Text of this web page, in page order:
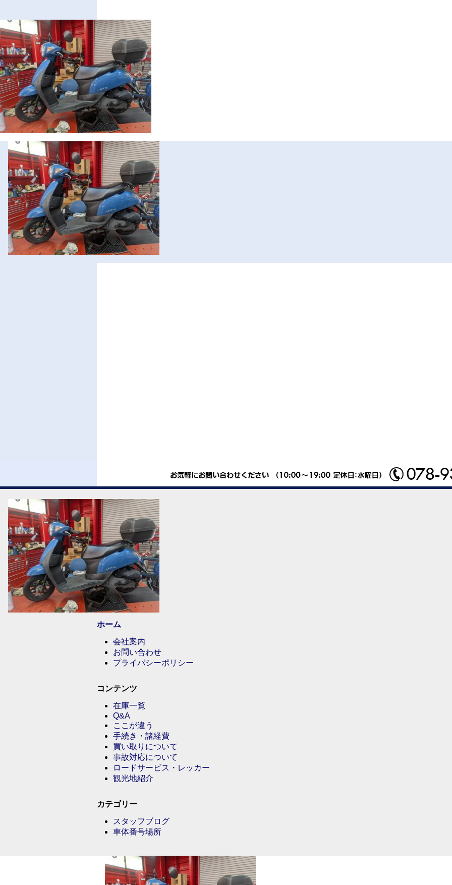
ホーム
会社案内
お問い合わせ
プライバシーポリシー
コンテンツ
在庫一覧
Q&A
ここが違う
手続き・諸経費
買い取りについて
事故対応について
ロードサービス・レッカー
観光地紹介
カテゴリー
スタッフブログ
車体番号場所